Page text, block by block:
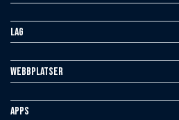
Lag
Webbplatser
Apps